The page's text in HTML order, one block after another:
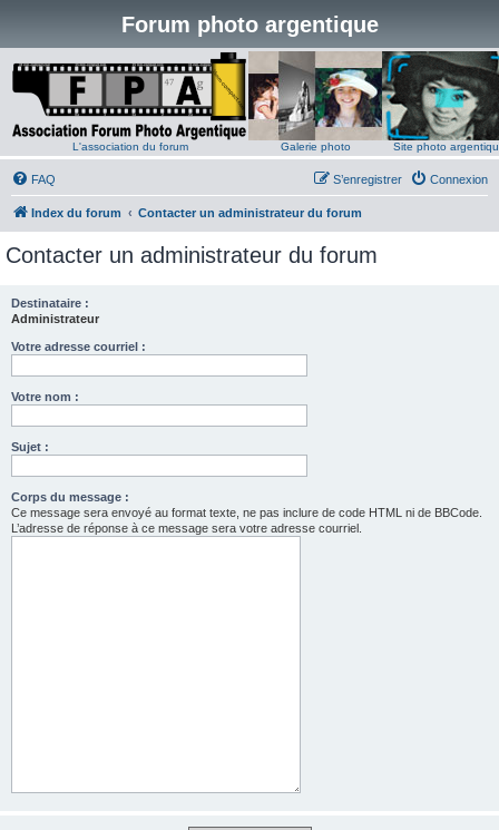
Forum photo argentique
L'association du forum Galerie photo Site photo
FAQ Connexion
S’enregistrer
Index du forum Contacter un administrateur du forum
Contacter un administrateur du forum
Destinataire :
Administrateur
Votre adresse courriel :
Votre nom :
Sujet :
Corps du message :
Ce message sera envoyé au format texte, ne pas inclure de code HTML ni de BBCode.
L’adresse de réponse à ce message sera votre adresse courriel.